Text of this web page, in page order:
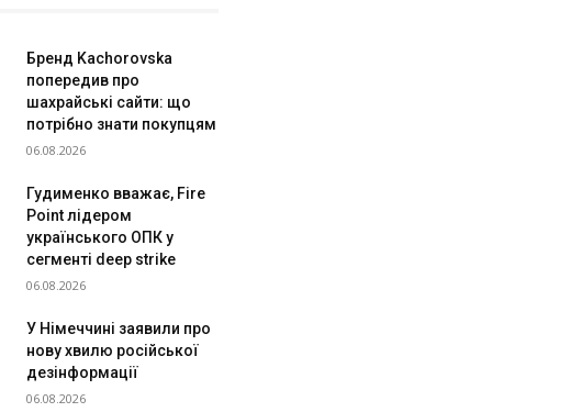
Бренд Kachorovska
попередив про
шахрайські сайти: що
потрібно знати покупцям
06.08.2026
Гудименко вважає, Fire
Point лідером
українського ОПК у
сегменті deep strike
06.08.2026
У Німеччині заявили про
нову хвилю російської
дезінформації
06.08.2026